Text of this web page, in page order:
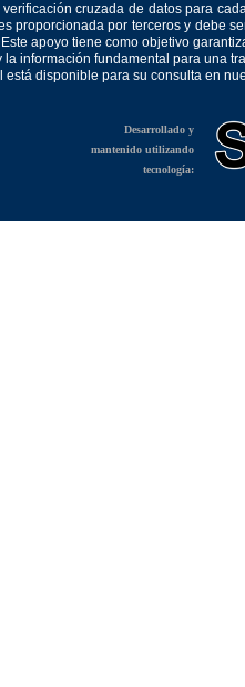
cruzada de datos para
proporcionada por terceros y debe
apoyo tiene como objetivo
información fundamental para una
disponible para su consulta en
Desarrollado y
mantenido utilizando
tecnología: